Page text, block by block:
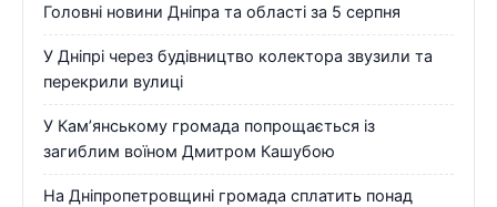
Головні новини Дніпра та області за 5 серпня
У Дніпрі через будівництво колектора звузили та
перекрили вулиці
У Кам’янському громада попрощається із
загиблим воїном Дмитром Кашубою
На Дніпропетровщині громада сплатить понад